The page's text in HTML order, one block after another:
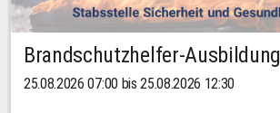
Brandschutzhelfer-Ausbildung
25.08.2026 07:00 bis 25.08.2026 12:30